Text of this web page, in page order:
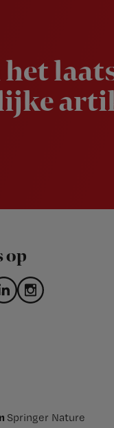
op
Springer Nature